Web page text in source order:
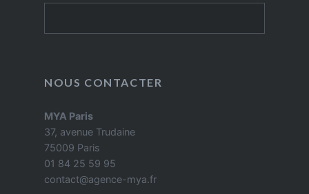
NOUS CONTACTER
MYA Paris
37, avenue Trudaine
75009 Paris
01 84 25 59 95
contact@agence-mya.fr